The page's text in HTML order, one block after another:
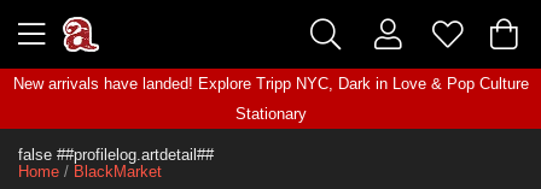
New arrivals have landed! Explore Tripp NYC, Dark in Love& Pop Culture
Stationary
false ##profilelog.artdetail##
Home / BlackMarket